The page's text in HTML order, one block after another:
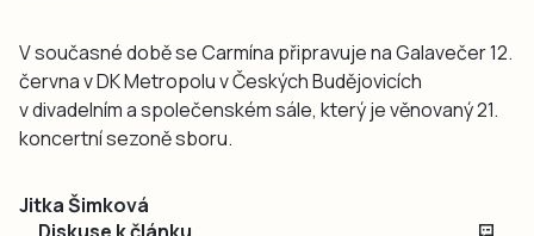
V současné době se Carmína připravuje na Galavečer 12.
června v DK Metropolu v Českých Budějovicích
v divadelním a společenském sále, který je věnovaný 21.
koncertní sezoně sboru.
Jitka Šimková